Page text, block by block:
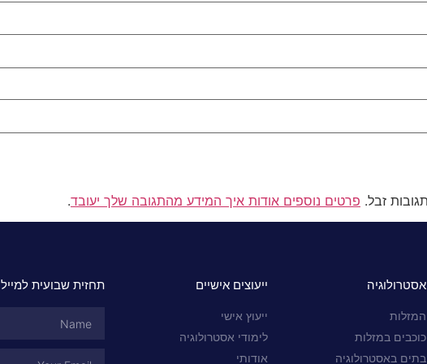
פרטים נוספים אודות איך המידע מהתגובה שלך יעובד.
אסטרולוגיה
המזלות
כוכבים במזלות
בתים באסטרולוגיה
ייעוצים אישיים
ייעוץ אישי
לימודי אסטרולוגיה
אודותי
תחזית שבועית למייל